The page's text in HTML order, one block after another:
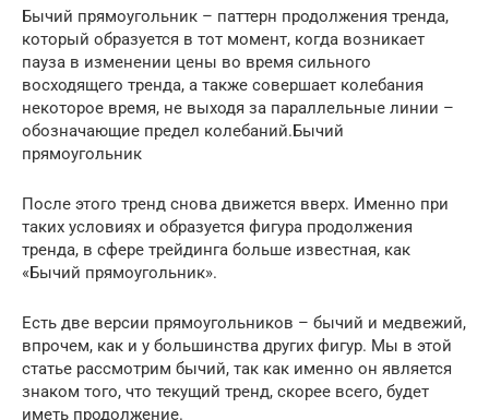
Бычий прямоугольник – паттерн продолжения тренда,
который образуется в тот момент, когда возникает
пауза в изменении цены во время сильного
восходящего тренда, а также совершает колебания
некоторое время, не выходя за параллельные линии –
обозначающие предел колебаний.Бычий
прямоугольник
После этого тренд снова движется вверх. Именно при
таких условиях и образуется фигура продолжения
тренда, в сфере трейдинга больше известная, как
«Бычий прямоугольник».
Есть две версии прямоугольников – бычий и медвежий,
впрочем, как и у большинства других фигур. Мы в этой
статье рассмотрим бычий, так как именно он является
знаком того, что текущий тренд, скорее всего, будет
иметь продолжение.